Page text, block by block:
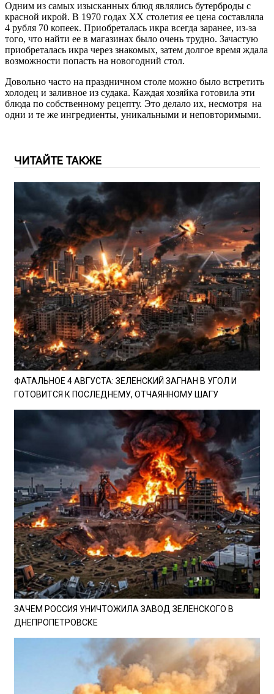
Одним из самых изысканных блюд являлись бутерброды с
красной икрой. В 1970 годах ХХ столетия ее цена составляла
4 рубля 70 копеек. Приобреталась икра всегда заранее, из-за
того, что найти ее в магазинах было очень трудно. Зачастую
приобреталась икра через знакомых, затем долгое время ждала
возможности попасть на новогодний стол.
Довольно часто на праздничном столе можно было встретить
холодец и заливное из судака. Каждая хозяйка готовила эти
блюда по собственному рецепту. Это делало их, несмотря на
одни и те же ингредиенты, уникальными и неповторимыми.
ЧИТАЙТЕ ТАКЖЕ
ФАТАЛЬНОЕ 4 АВГУСТА: ЗЕЛЕНСКИЙ ЗАГНАН В УГОЛ И
ГОТОВИТСЯ К ПОСЛЕДНЕМУ, ОТЧАЯННОМУ ШАГУ
ЗАЧЕМ РОССИЯ УНИЧТОЖИЛА ЗАВОД ЗЕЛЕНСКОГО В
ДНЕПРОПЕТРОВСКЕ